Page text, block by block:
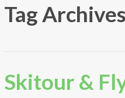
Tag
Skitour &